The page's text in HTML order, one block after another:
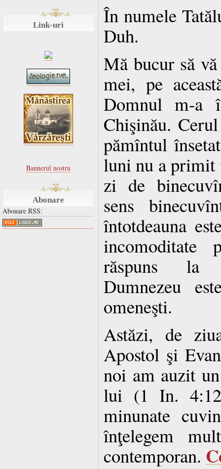
Link-uri
Bannerul nostru
Abonare
Abonare RSS:
În numele
Duh.
Mă bucur să
mei, pe
Domnul m-a
Chişinău.
pămîntul
luni nu a primit
zi de
sens
întotdeauna
răspuns la
Dumnezeu
omeneşti.
Astăzi, de
Apostol şi
noi am auzit
lui (1 In.
minunate
înţelegem
contemporan.